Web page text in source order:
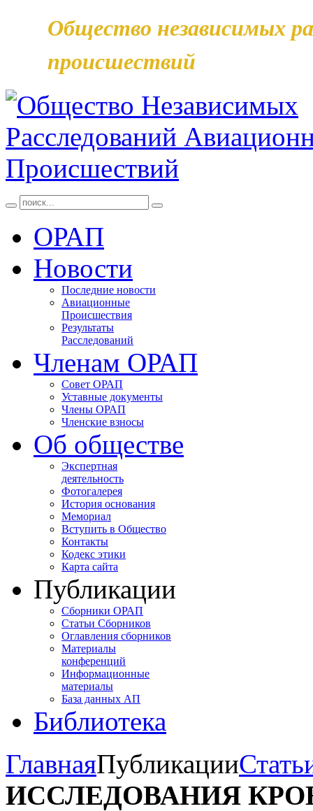
Общество независимых
происшествий
ОРАП
Новости
Последние новости
Авиационные
Происшествия
Результаты
Расследований
Членам ОРАП
Совет ОРАП
Уставные документы
Члены ОРАП
Членские взносы
Об обществе
Экспертная
деятельность
Фотогалерея
История основания
Мемориал
Вступить в Общество
Контакты
Кодекс этики
Карта сайта
Публикации
Сборники ОРАП
Статьи Сборников
Оглавления сборников
Материалы
конференций
Информационные
материалы
База данных АП
Библиотека
ГлавнаяПубликации
ИССЛЕДОВАНИЯ